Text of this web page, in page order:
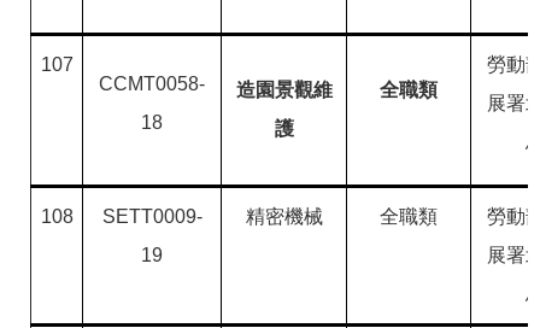
107
CCMT0058-
18
造園景觀維
護
全職類
勞動
展署
108
SETT0009-
19
精密機械 全職類
勞動
展署